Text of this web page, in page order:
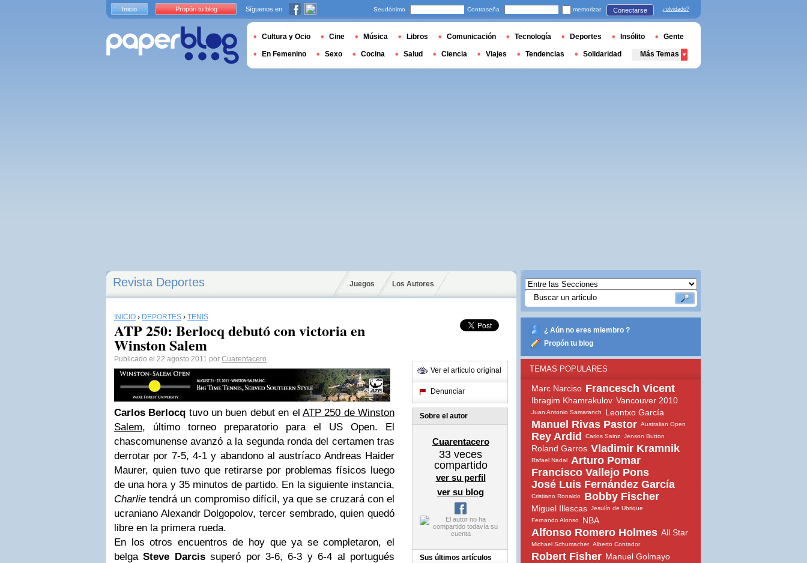
Revista Deportes Juegos Los Autores
INICIO › DEPORTES › TENIS
ATP 250: Berlocq debutó con victoria en
Winston Salem
Publicado el 22 agosto 2011 por Cuarentacero
Carlos Berlocq tuvo un buen debut en el ATP 250 de Winston
Salem, último torneo preparatorio para el US Open. El
chascomunense avanzó a la segunda ronda del certamen tras
derrotar por 7-5, 4-1 y abandono al austríaco Andreas Haider
Maurer, quien tuvo que retirarse por problemas físicos luego
de una hora y 35 minutos de partido. En la siguiente instancia,
Charlie tendrá un compromiso difícil, ya que se cruzará con el
ucraniano Alexandr Dolgopolov, tercer sembrado, quien quedó
libre en la primera rueda.
En los otros encuentros de hoy que ya se completaron, el
belgaSteve Darcissuperó por 3-6, 6-3 y 6-4 al portugués
Ver el artículo original
Denunciar
Sobre el autor
Cuarentacero
33 veces
compartido
ver su perfil
ver su blog
Sus últimos artículos
¿ Aún no eres miembro ?
Propón tu blog
TEMAS POPULARES
Marc Narciso Francesch Vicent
Ibragim Khamrakulov Vancouver 2010
Juan Antonio Samaranch Leontxo García
Manuel Rivas Pastor Australian Open
Rey Ardid Carlos Sainz Jenson Button
Roland Garros Vladimir Kramnik
Rafael Nadal Arturo Pomar
Francisco Vallejo Pons
José Luis Fernández García
Cristiano Ronaldo Bobby Fischer
Miguel Illescas Jesulín de Ubrique
Fernando Alonso
NBA
Alfonso Romero Holmes All Star
Michael Schumacher Alberto Contador
Robert Fisher Manuel Golmayo
Inicio Propón tu blog Síguenos en Seudónimo Contraseña memorizar Conectarse ¿olvidado?
Cultura y Ocio Cine Música Libros Comunicación Tecnología Deportes Insólito Gente
En Femenino Sexo Cocina Salud Ciencia Viajes Tendencias Solidaridad Más Temas